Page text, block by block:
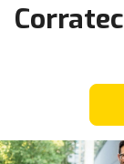
Corratec